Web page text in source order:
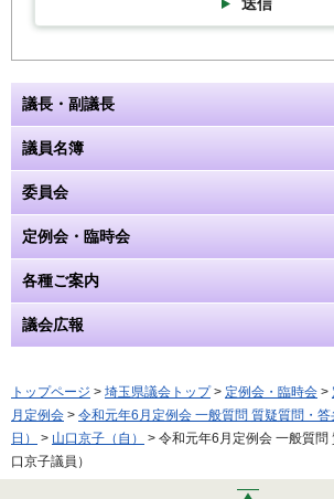
議長・副議長
議員名簿
委員会
定例会・臨時会
各種ご案内
議会広報
トップページ > 埼玉県議会トップ> 定例会・臨時会 >
月定例会 > 令和元年6月定例会 一般質問 質疑質問・答
日）
> 山口京子（自）
> 令和元年6月定例会 一般質問
口京子議員）